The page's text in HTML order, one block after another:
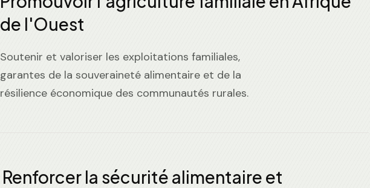
de l'Ouest
Soutenir et valoriser les exploitations familiales,
garantes de la souveraineté alimentaire et de la
résilience économique des communautés rurales.
Renforcer la sécurité alimentaire et